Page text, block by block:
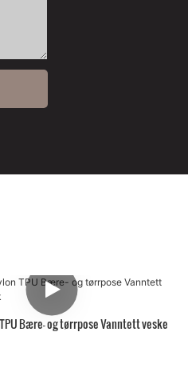
Bære- og tørrpose Vanntett veske